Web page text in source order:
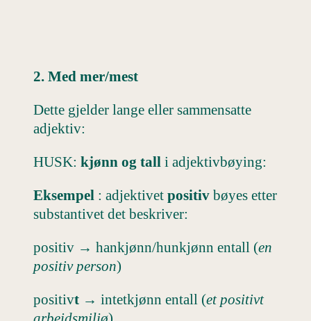
2. Med mer/mest
Dette gjelder lange eller sammensatte
adjektiv:
HUSK: kjønn og tall i adjektivbøying:
Eksempel : adjektivet positiv bøyes etter
substantivet det beskriver:
positiv → hankjønn/hunkjønn entall (en
positiv person)
positivt → intetkjønn entall (et positivt